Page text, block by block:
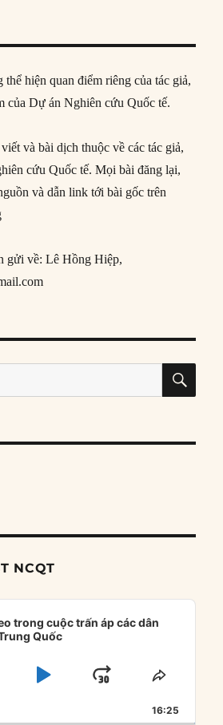
thể hiện quan điểm riêng của tác giả,
của Dự án Nghiên cứu Quốc tế.
và bài dịch thuộc về các tác giả,
cứu Quốc tế. Mọi bài đăng lại,
và dẫn link tới bài gốc trên
gửi về: Lê Hồng Hiệp,
NCQT
trong cuộc trấn áp các dân
Quốc
PLAYJUMP
FORWARD
SHARE
16:25